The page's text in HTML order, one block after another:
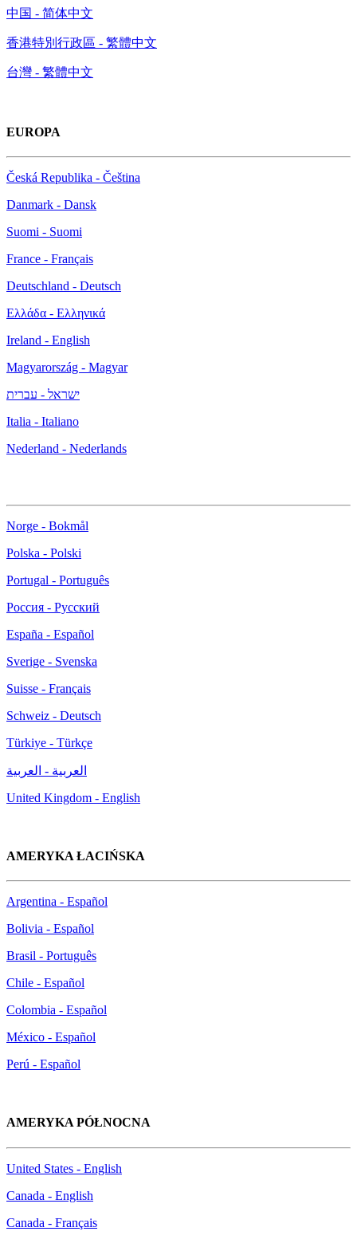
中国 - 简体中文
香港特別行政區 - 繁體中文
台灣 - 繁體中文
EUROPA
Česká Republika - Čeština
Danmark - Dansk
Suomi - Suomi
France - Français
Deutschland - Deutsch
Ελλάδα - Ελληνικά
Ireland - English
Magyarország - Magyar
ישראל - עברית
Italia - Italiano
Nederland - Nederlands
Norge - Bokmål
Polska - Polski
Portugal - Português
Россия - Русский
España - Español
Sverige - Svenska
Suisse - Français
Schweiz - Deutsch
Türkiye - Türkçe
العربية - العربية
United Kingdom - English
AMERYKA ŁACIŃSKA
Argentina - Español
Bolivia - Español
Brasil - Português
Chile - Español
Colombia - Español
México - Español
Perú - Español
AMERYKA PÓŁNOCNA
United States - English
Canada - English
Canada - Français